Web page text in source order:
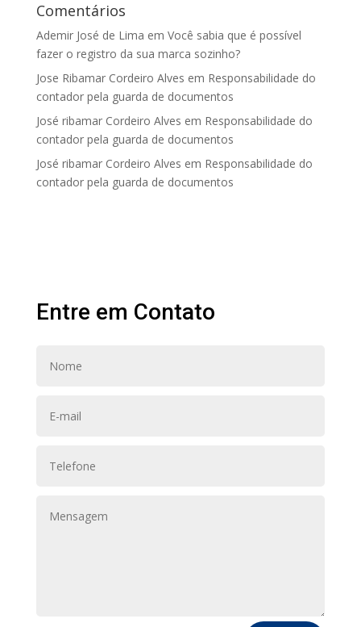
Comentários
Ademir José de Lima em Você sabia que é possível
fazer o registro da sua marca sozinho?
Jose Ribamar Cordeiro Alves em Responsabilidade do
contador pela guarda de documentos
José ribamar Cordeiro Alves em Responsabilidade do
contador pela guarda de documentos
José ribamar Cordeiro Alves em Responsabilidade do
contador pela guarda de documentos
Entre em Contato